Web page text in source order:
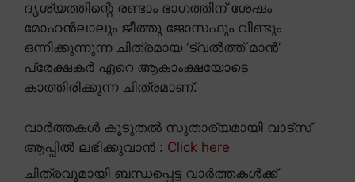
ദൃശ്യത്തിന്റെ രണ്ടാം ഭാഗത്തിന് ശേഷം
മോഹൻലാലും ജീത്തു ജോസഫും വീണ്ടും
ഒന്നിക്കുന്നുന്ന ചിത്രമായ ‘ട്വൽത്ത് മാൻ’
പ്രേക്ഷകർ ഏറെ ആകാംക്ഷയോടെ
കാത്തിരിക്കുന്ന ചിത്രമാണ്.
വാർത്തകൾ കൂടുതൽ സുതാര്യമായി വാട്സ്
ആപ്പിൽ ലഭിക്കുവാൻ : Click here
ചിത്രവുമായി ബന്ധപ്പെട്ട വാർത്തകൾക്ക്